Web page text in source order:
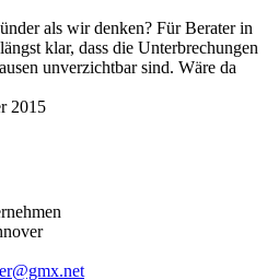
als wir denken? Für Berater in
klar, dass die Unterbrechungen
unverzichtbar sind. Wäre da
2015